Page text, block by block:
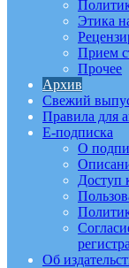
Этика
Прием
Прочее
Архив
Свежий
Правила для
E-подписка
О
Доступ
Об